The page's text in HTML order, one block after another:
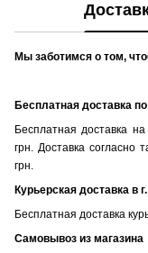
Мы заботимся о том,
Бесплатная доставка
Бесплатная доставка
грн. Доставка согласно
грн.
Курьерская доставка в
Бесплатная доставка
Самовывоз из магазина